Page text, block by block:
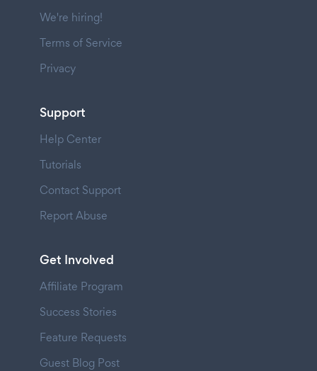
We're hiring!
Terms of Service
Privacy
Support
Help Center
Tutorials
Contact Support
Report Abuse
Get Involved
Affiliate Program
Success Stories
Feature Requests
Guest Blog Post